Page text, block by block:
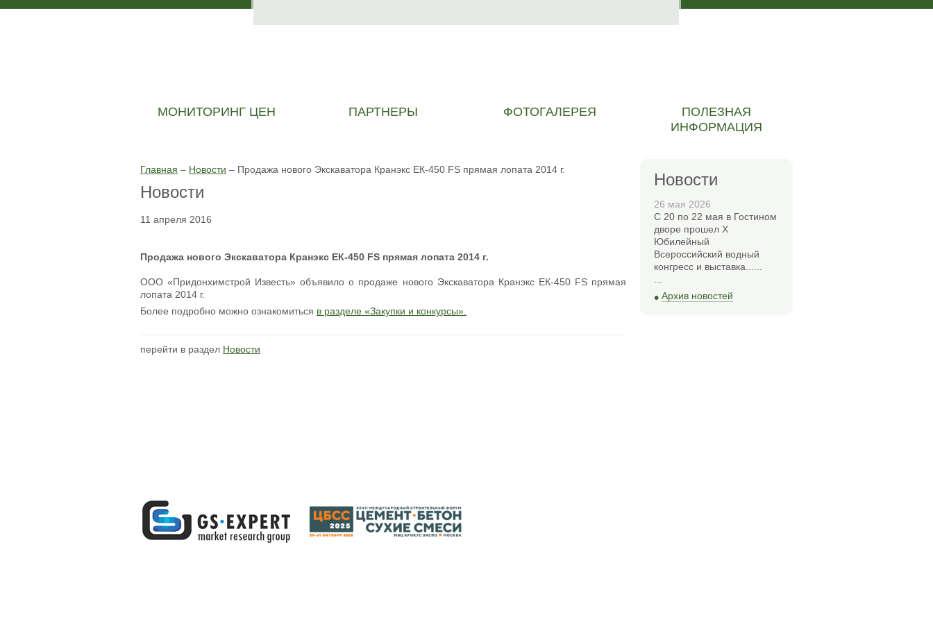
МОНИТОРИНГ ЦЕН ПАРТНЕРЫ ФОТОГАЛЕРЕЯ
ПОЛЕЗНАЯ
ИНФОРМАЦИЯ
Главная – Новости – Продажа нового Экскаватора Кранэкс ЕК-450 FS прямая лопата 2014 г.
Новости
11 апреля 2016
Продажа нового Экскаватора Кранэкс ЕК-450 FS прямая лопата 2014 г.
ООО «Придонхимстрой Известь» объявило о продаже нового Экскаватора Кранэкс ЕК-450 FS прямая
лопата 2014 г.
Более подробно можно ознакомиться в разделе «Закупки и конкурсы».
перейти в раздел Новости
Новости
26 мая 2026
С 20 по 22 мая в Гостином
дворе прошел Х
Юбилейный
Всероссийский водный
конгресс и выставка......
•Архив новостей